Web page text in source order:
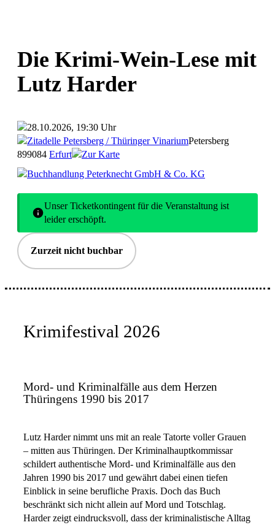
Die Krimi-Wein-Lese mit
Lutz Harder
28.10.2026, 19:30 Uhr
Zitadelle Petersberg / Thüringer VinariumPetersberg
899084 Erfurt
Zur Karte
Buchhandlung Peterknecht GmbH & Co. KG
Unser Ticketkontingent für die Veranstaltung ist
leider erschöpft.
Zurzeit nicht buchbar
Krimifestival 2026
Mord- und Kriminalfälle aus dem Herzen
Thüringens 1990 bis 2017
Lutz Harder nimmt uns mit an reale Tatorte voller Grauen
– mitten aus Thüringen. Der Kriminalhauptkommissar
schildert authentische Mord- und Kriminalfälle aus den
Jahren 1990 bis 2017 und gewährt dabei einen tiefen
Einblick in seine berufliche Praxis. Doch das Buch
beschränkt sich nicht allein auf Mord und Totschlag.
Harder zeigt eindrucksvoll, dass der kriminalistische Alltag